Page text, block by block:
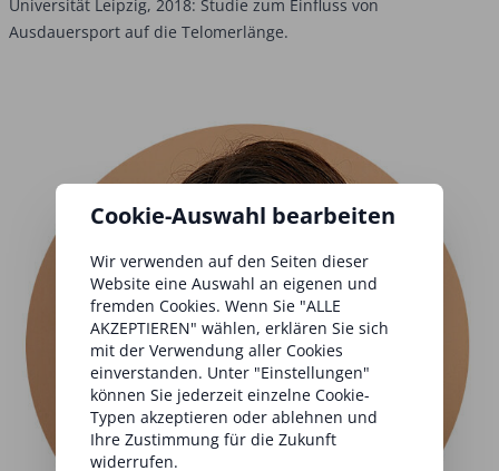
Universität Leipzig, 2018: Studie zum Einfluss von
Ausdauersport auf die Telomerlänge.
Cookie-Auswahl bearbeiten
Wir verwenden auf den Seiten dieser
Website eine Auswahl an eigenen und
fremden Cookies. Wenn Sie "ALLE
AKZEPTIEREN" wählen, erklären Sie sich
mit der Verwendung aller Cookies
einverstanden. Unter "Einstellungen"
können Sie jederzeit einzelne Cookie-
Typen akzeptieren oder ablehnen und
Ihre Zustimmung für die Zukunft
widerrufen.